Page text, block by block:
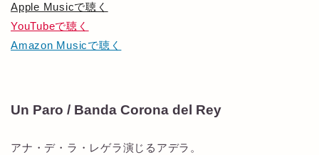
Apple Musicで聴く
YouTubeで聴く
Amazon Musicで聴く
Un Paro / Banda Corona del Rey
アナ・デ・ラ・レゲラ演じるアデラ。